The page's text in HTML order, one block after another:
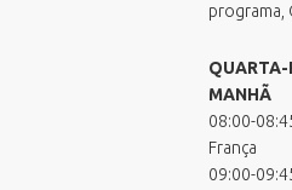
programa,
QUARTA-
MANHÃ
08:00-
França
09:00-